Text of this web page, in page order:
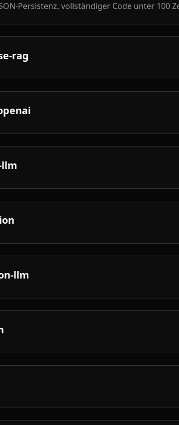
Persistenz, vollständiger Code unter 100
rag
llm
llm